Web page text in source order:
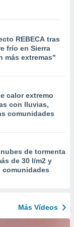
REBECA tras
frío en Sierra
más extremas"
calor extremo
con lluvias,
comunidades
de tormenta
de 30 l/m2 y
Más Vídeos